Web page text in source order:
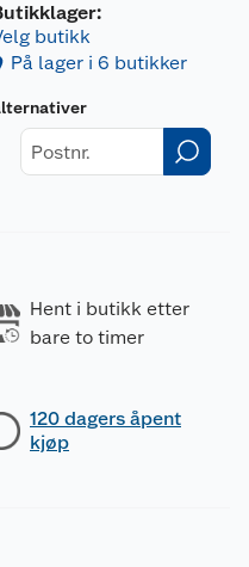
butikk
På lager i 6 butikker
Hent i butikk etter
bare to timer
120 dagers åpent
kjøp